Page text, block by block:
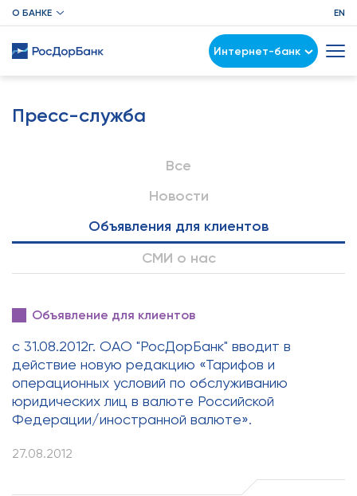
О БАНКЕ EN
Интернет-банк
Пресс-служба
Все
Новости
Объявления для клиентов
СМИ о нас
Объявление для клиентов
с 31.08.2012г. ОАО "РосДорБанк" вводит в
действие новую редакцию «Тарифов и
операционных условий по обслуживанию
юридических лиц в валюте Российской
Федерации/иностранной валюте».
27.08.2012